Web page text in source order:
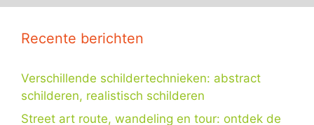
Recente berichten
Verschillende schildertechnieken: abstract
schilderen, realistisch schilderen
Street art route, wandeling en tour: ontdek de